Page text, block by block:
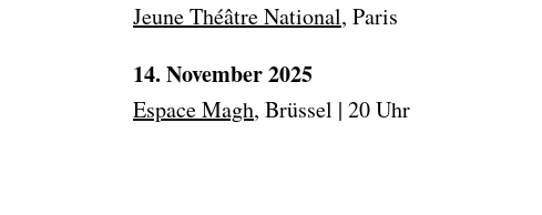
Jeune Théâtre National, Paris
14. November 2025
Espace Magh, Brüssel | 20 Uhr